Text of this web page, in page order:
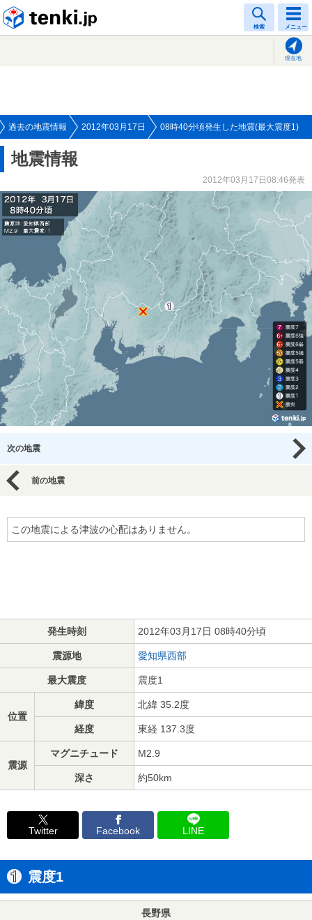
検索 メニュー
現在地
過去の地震情報 2012年03月17日 08時40分頃発生した地震(最大震度1)
地震情報
2012年03月17日08:46発表
次の地震
前の地震
この地震による津波の心配はありません。
発生時刻 2012年03月17日 08時40分頃
震源地 愛知県西部
最大震度 震度1
位置
緯度 北緯 35.2度
経度 東経 137.3度
震源
マグニチュード M2.9
深さ 約50km
Twitter Facebook LINE
震度1
長野県